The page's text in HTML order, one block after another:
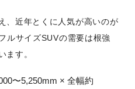
、近年とくに人気が高いのが
ルサイズSUVの需要は根強
ます。
〜5,250mm × 全幅約